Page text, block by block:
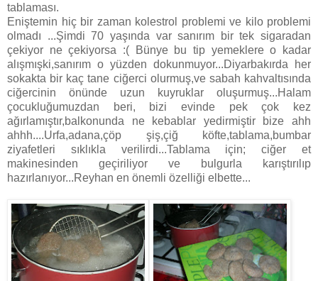
tablaması.
Eniştemin hiç bir zaman kolestrol problemi ve kilo problemi
olmadı ...Şimdi 70 yaşında var sanırım bir tek sigaradan
çekiyor ne çekiyorsa :( Bünye bu tip yemeklere o kadar
alışmışki,sanırım o yüzden dokunmuyor...Diyarbakırda her
sokakta bir kaç tane ciğerci olurmuş,ve sabah kahvaltısında
ciğercinin önünde uzun kuyruklar oluşurmuş...Halam
çocukluğumuzdan beri, bizi evinde pek çok kez
ağırlamıştır,balkonunda ne kebablar yedirmiştir bize ahh
ahhh....Urfa,adana,çöp şiş,çiğ köfte,tablama,bumbar
ziyafetleri sıklıkla verilirdi...Tablama için; ciğer et
makinesinden geçiriliyor ve bulgurla karıştırılıp
hazırlanıyor...Reyhan en önemli özelliği elbette...